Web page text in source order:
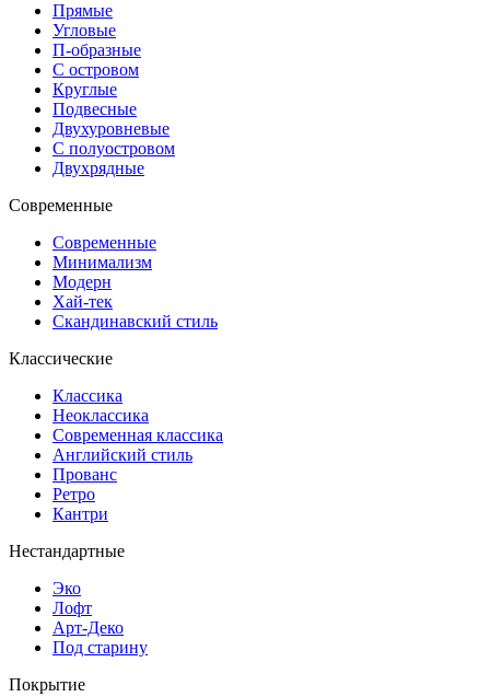
Прямые
Угловые
П-образные
С островом
Круглые
Подвесные
Двухуровневые
С полуостровом
Двухрядные
Современные
Современные
Минимализм
Модерн
Хай-тек
Скандинавский стиль
Классические
Классика
Неоклассика
Современная классика
Английский стиль
Прованс
Ретро
Кантри
Нестандартные
Эко
Лофт
Арт-Деко
Под старину
Покрытие